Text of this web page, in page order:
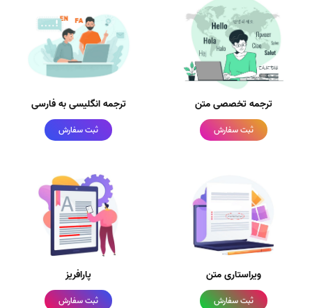
ترجمه تخصصی متن
ثبت سفارش
ترجمه انگلیسی به فارسی
ثبت سفارش
ویراستاری متن
ثبت سفارش
پارافریز
ثبت سفارش